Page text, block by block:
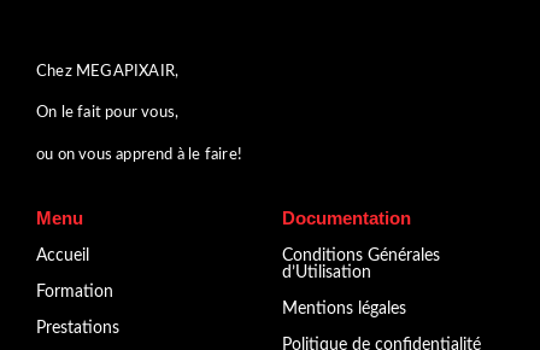
Chez MEGAPIXAIR,
On le fait pour vous,
ou on vous apprend à le faire!
Menu
Accueil
Formation
Prestations
Documentation
Conditions Générales
d’Utilisation
Mentions légales
Politique de confidentialité